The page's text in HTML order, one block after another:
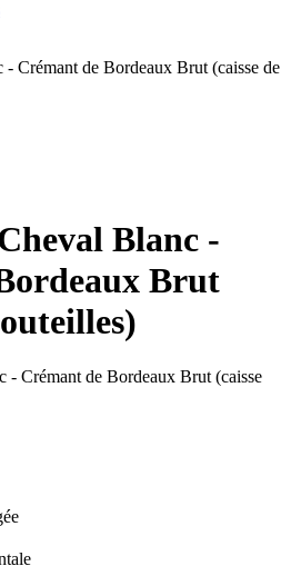
Crémant de Bordeaux Brut (caisse de
Blanc -
Brut